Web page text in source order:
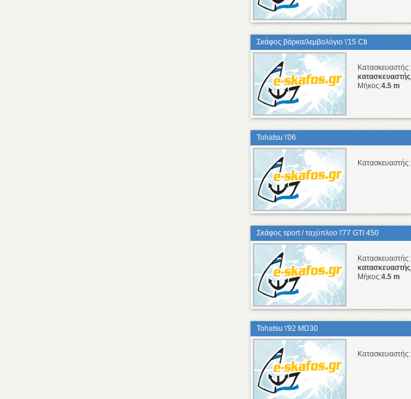
Σκάφος βάρκα/λεμβολόγιο \'15 Cti
Κατασκευαστής:
κατασκευαστής
Μήκος:4.5 m
Tohatsu \'06
Κατασκευαστής:
Σκάφος sport / ταχύπλοο \'77 GTI 450
Κατασκευαστής:
κατασκευαστής
Μήκος:4.5 m
Tohatsu \'92 MD30
Κατασκευαστής: